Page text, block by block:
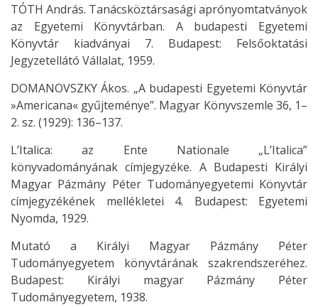
TÓTH András. Tanácsköztársasági aprónyomtatványok
az Egyetemi Könyvtárban. A budapesti Egyetemi
Könyvtár kiadványai 7. Budapest: Felsőoktatási
Jegyzetellátó Vállalat, 1959.
DOMANOVSZKY Ákos. „A budapesti Egyetemi Könyvtár
»Americana« gyűjteménye”. Magyar Könyvszemle 36, 1–
2. sz. (1929): 136–137.
L’Italica: az Ente Nationale „L’Italica”
könyvadományának címjegyzéke. A Budapesti Királyi
Magyar Pázmány Péter Tudományegyetemi Könyvtár
címjegyzékének mellékletei 4. Budapest: Egyetemi
Nyomda, 1929.
Mutató a Királyi Magyar Pázmány Péter
Tudományegyetem könyvtárának szakrendszeréhez.
Budapest: Királyi magyar Pázmány Péter
Tudományegyetem, 1938.